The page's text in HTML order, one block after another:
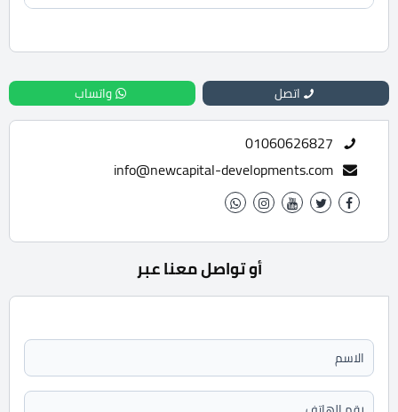
للحجز والاستعلام تواصل معنا الان : 01060626827
اتصل واتساب
01060626827
info@newcapital-developments.com
أو تواصل معنا عبر